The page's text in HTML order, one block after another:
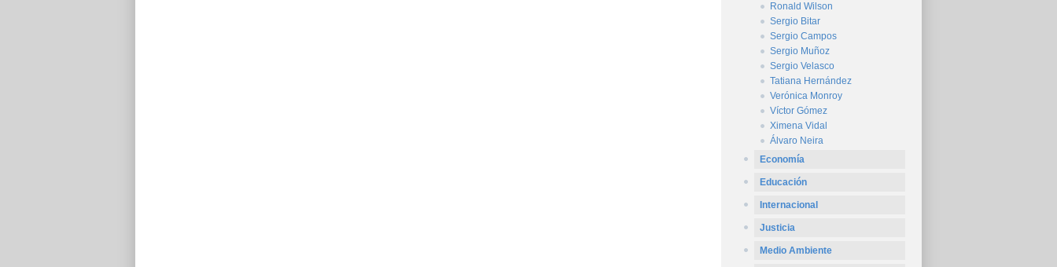
Ronald Wilson
Sergio Bitar
Sergio Campos
Sergio Muñoz
Sergio Velasco
Tatiana Hernández
Verónica Monroy
Víctor Gómez
Ximena Vidal
Álvaro Neira
Economía
Educación
Internacional
Justicia
Medio Ambiente